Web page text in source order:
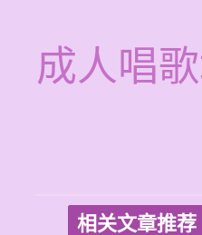
成人唱
相关文章推荐